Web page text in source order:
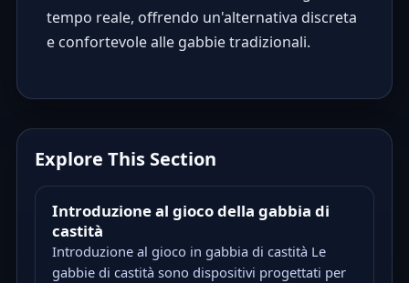
tempo reale, offrendo un'alternativa discreta
e confortevole alle gabbie tradizionali.
Explore This Section
Introduzione al gioco della gabbia di
castità
Introduzione al gioco in gabbia di castità Le
gabbie di castità sono dispositivi progettati per